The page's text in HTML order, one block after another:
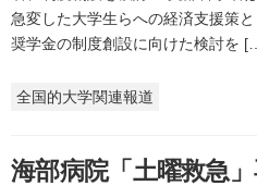
急変した大学生らへの経済支援策
奨学金の制度創設に向けた検討を
全国的大学関連報道
海部病院「土曜救急